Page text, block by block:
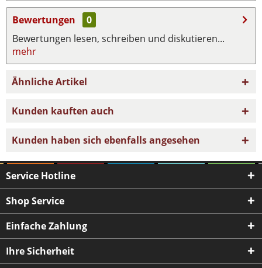
Bewertungen
0
Bewertungen lesen, schreiben und diskutieren...
mehr
Ähnliche Artikel
Kunden kauften auch
Kunden haben sich ebenfalls angesehen
Service Hotline
Shop Service
Einfache Zahlung
Ihre Sicherheit